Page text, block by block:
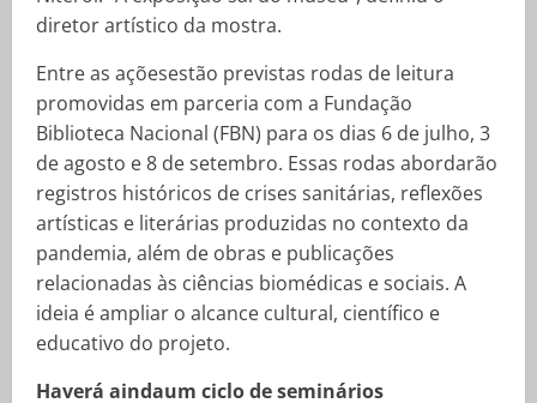
diretor artístico da mostra.
Entre as açõesestão previstas rodas de leitura
promovidas em parceria com a Fundação
Biblioteca Nacional (FBN) para os dias 6 de julho, 3
de agosto e 8 de setembro. Essas rodas abordarão
registros históricos de crises sanitárias, reflexões
artísticas e literárias produzidas no contexto da
pandemia, além de obras e publicações
relacionadas às ciências biomédicas e sociais. A
ideia é ampliar o alcance cultural, científico e
educativo do projeto.
Haverá aindaum ciclo de seminários